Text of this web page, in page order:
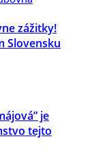
zážitky!
Slovensku
je
tejto